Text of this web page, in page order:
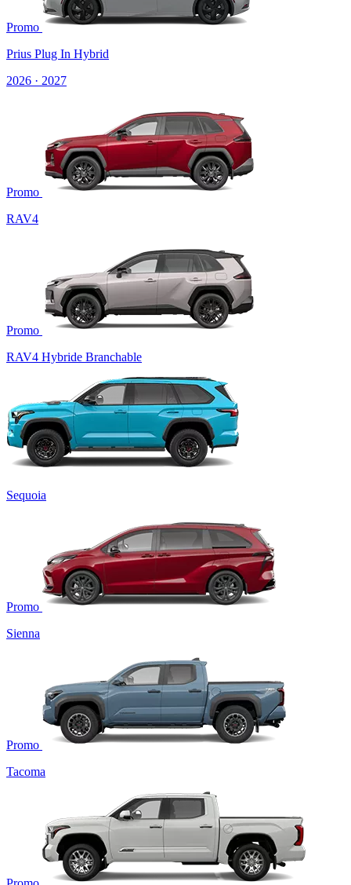
Promo
Prius Plug In Hybrid
2026 · 2027
Promo
RAV4
Promo
RAV4 Hybride Branchable
Sequoia
Promo
Sienna
Promo
Tacoma